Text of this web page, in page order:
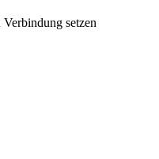
setzen